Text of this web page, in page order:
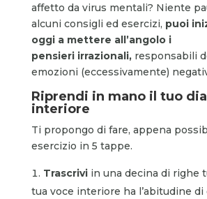
affetto da virus mentali? Niente
alcuni consigli ed esercizi, puoi
oggi a mettere all’angolo i
pensieri irrazionali, responsabili
emozioni (eccessivamente)
Riprendi in mano il tuo
interiore
Ti propongo di fare, appena
esercizio in 5 tappe.
Trascriviin una decina di righe
tua voce interiore ha l’abitudine di